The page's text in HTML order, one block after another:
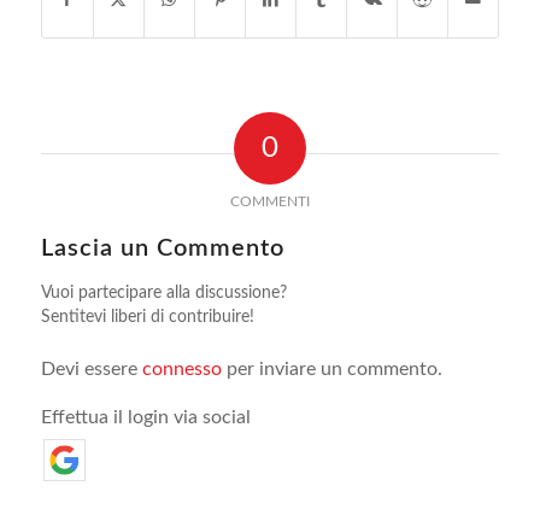
0
COMMENTI
Lascia un Commento
Vuoi partecipare alla discussione?
Sentitevi liberi di contribuire!
Devi essere connessoper inviare un commento.
Effettua il login via social